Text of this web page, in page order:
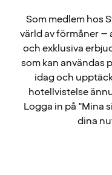
Som medlem hos
värld av förmåner
och exklusiva
som kan användas
idag och
hotellvistelse
Logga in på "Mina
dina